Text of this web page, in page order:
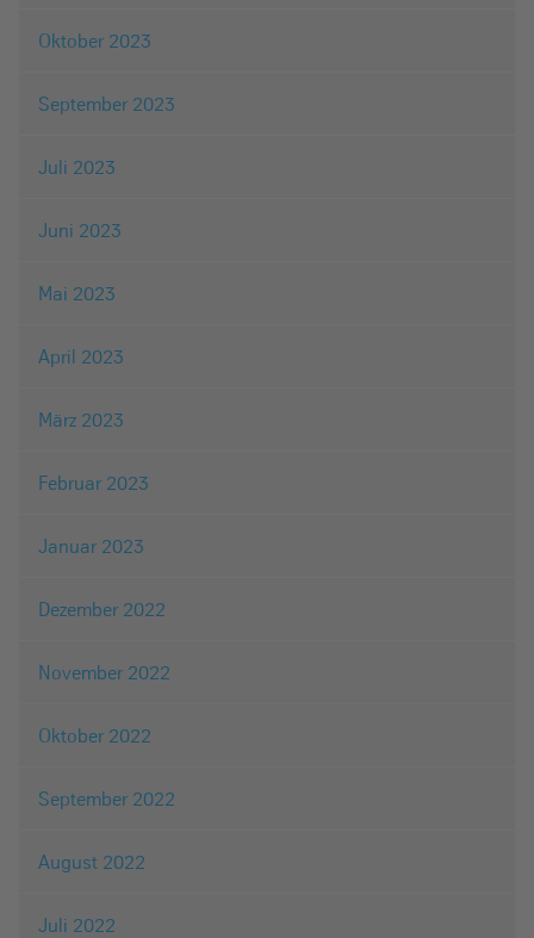
Oktober 2023
September 2023
Juli 2023
Juni 2023
Mai 2023
April 2023
März 2023
Februar 2023
Januar 2023
Dezember 2022
November 2022
Oktober 2022
September 2022
August 2022
Juli 2022